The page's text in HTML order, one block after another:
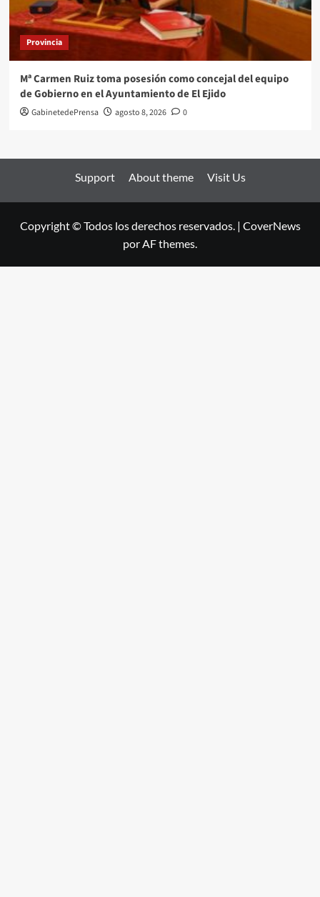
Provincia
Mª Carmen Ruiz toma posesión como concejal del equipo
de Gobierno en el Ayuntamiento de El Ejido
GabinetedePrensa agosto 8, 2026 0
Support About theme Visit Us
Copyright © Todos los derechos reservados. | CoverNews
por AF themes.